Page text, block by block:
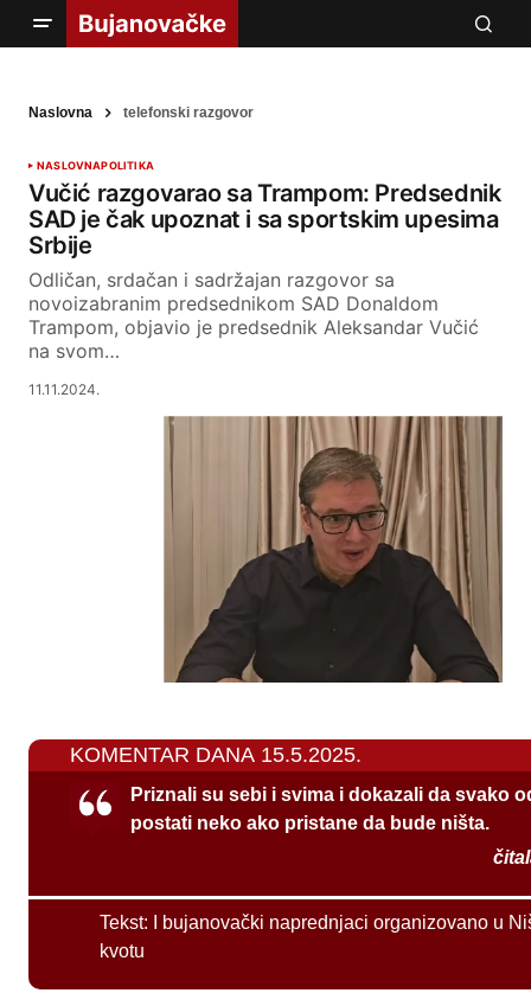
Naslovna telefonski razgovor
NASLOVNAPOLITIKA
Vučić razgovarao sa Trampom: Predsednik
SAD je čak upoznat i sa sportskim upesima
Srbije
Odličan, srdačan i sadržajan razgovor sa
novoizabranim predsednikom SAD Donaldom
Trampom, objavio je predsednik Aleksandar Vučić
na svom…
11.11.2024.
KOMENTAR DANA 15.5.2025.
Priznali su sebi i svima i dokazali da svako
postati neko ako pristane da bude ništa.
Tekst:
I bujanovački naprednjaci organizovano u
kvotu